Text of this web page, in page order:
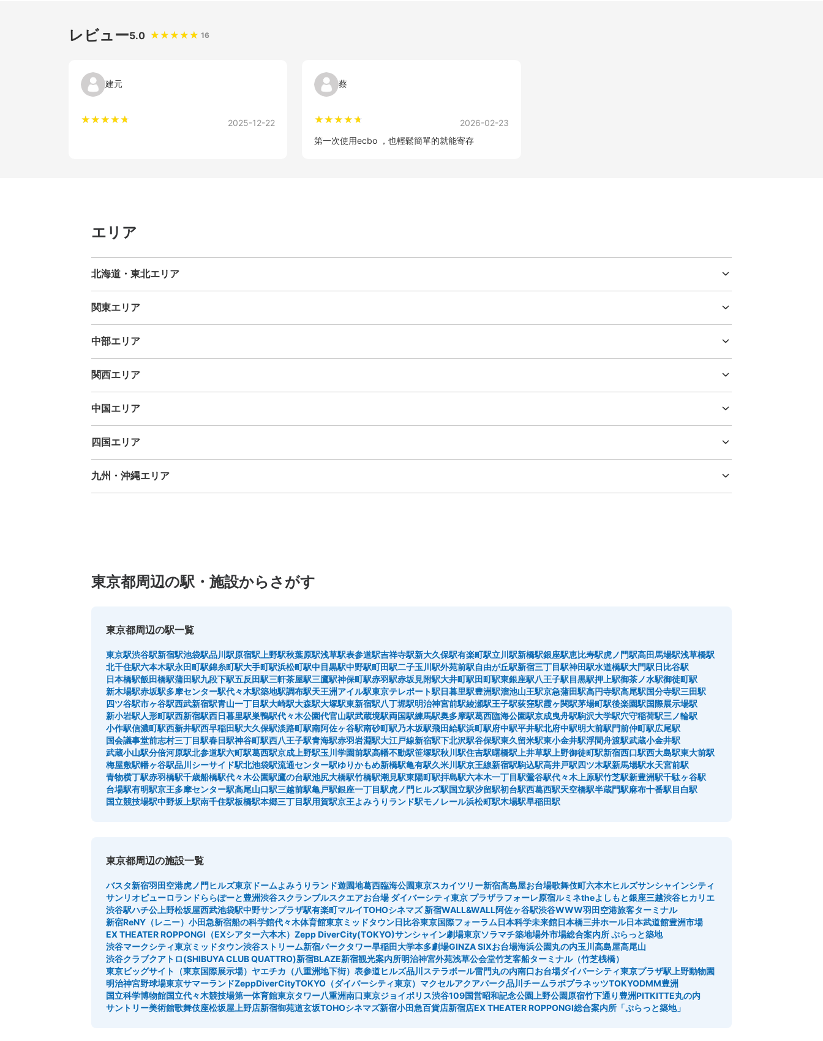
レビュー5.0 16
建元
2025-12-22
蔡
2026-02-23
第一次使用ecbo ，也輕鬆簡單的就能寄存
エリア
北海道・東北エリア
関東エリア
中部エリア
関西エリア
中国エリア
四国エリア
九州・沖縄エリア
東京都周辺の駅・施設からさがす
東京都周辺の駅一覧
東京駅渋谷駅新宿駅池袋駅品川駅原宿駅 上野駅秋葉原駅浅草駅表参道駅吉祥寺駅新大久保駅有楽町駅立川駅新橋駅銀座駅恵比寿駅虎ノ門駅高田馬場駅浅草橋駅
北千住駅六本木駅永田町駅錦糸町駅大手町駅浜松町駅中目黒駅中野駅町田駅二子玉川駅外苑前駅自由が丘駅新宿三丁目駅神田駅水道橋駅大門駅日比谷駅
日本橋駅飯田橋駅蒲田駅九段下駅五反田駅三軒茶屋駅三鷹駅神保町駅赤羽駅赤坂見附駅大井町駅田町駅東銀座駅八王子駅目黒駅押上駅御茶ノ水駅御徒町駅
新木場駅赤坂駅多摩センター駅代々木駅築地駅調布駅天王洲アイル駅東京テレポート駅日暮里駅豊洲駅溜池山王駅京急蒲田駅高円寺駅高尾駅国分寺駅三田駅
四ツ谷駅市ヶ谷駅西武新宿駅青山一丁目駅大崎駅大森駅大塚駅東新宿駅八丁堀駅明治神宮前駅綾瀬駅王子駅荻窪駅霞ヶ関駅茅場町駅後楽園駅国際展示場駅
新小岩駅 人形町駅西新宿駅西日暮里駅巣鴨駅代々木公園代官山駅武蔵境駅両国駅練馬駅奥多摩駅葛西臨海公園駅京成曳舟駅駒沢大学駅穴守稲荷駅三ノ輪駅
小作駅信濃町駅西新井駅西早稲田駅大久保駅淡路町駅南阿佐ヶ谷駅南砂町駅乃木坂駅飛田給駅浜町駅府中駅平井駅北府中駅明大前駅門前仲町駅広尾駅
国会議事堂前志村三丁目駅春日駅神谷町駅西八王子駅青海駅赤羽岩淵駅大江戸線新宿駅下北沢駅谷保駅東久留米駅東小金井駅浮間舟渡駅武蔵小金井駅
武蔵小山駅分倍河原駅北参道駅六町駅葛西駅京成上野駅玉川学園前駅高幡不動駅笹塚駅秋川駅住吉駅曙橋駅 上井草駅 上野御徒町駅新宿西口駅西大島駅東大前駅
梅屋敷駅幡ヶ谷駅品川シーサイド駅北池袋駅流通センター駅ゆりかもめ新橋駅亀有駅久米川駅京王線新宿駅駒込駅高井戸駅四ツ木駅新馬場駅水天宮前駅
青物横丁駅赤羽橋駅千歳船橋駅代々木公園駅鷹の台駅池尻大橋駅竹橋駅潮見駅東陽町駅拝島駅六本木一丁目駅鶯谷駅代々木上原駅竹芝駅新豊洲駅千駄ヶ谷駅
台場駅有明駅京王多摩センター駅高尾山口駅三越前駅亀戸駅銀座一丁目駅虎ノ門ヒルズ駅国立駅汐留駅初台駅西葛西駅天空橋駅半蔵門駅麻布十番駅目白駅
国立競技場駅中野坂上駅南千住駅板橋駅本郷三丁目駅用賀駅京王よみうりランド駅モノレール浜松町駅木場駅早稲田駅
東京都周辺の施設一覧
バスタ新宿羽田空港虎ノ門ヒルズ東京ドームよみうりランド遊園地葛西臨海公園東京スカイツリー新宿高島屋お台場歌舞伎町六本木ヒルズサンシャインシティ
サンリオピューロランドららぽーと豊洲渋谷スクランブルスクエアお台場 ダイバーシティ東京 プラザラフォーレ原宿ルミネtheよしもと銀座三越渋谷ヒカリエ
渋谷駅ハチ公 上野松坂屋西武池袋駅中野サンプラザ駅有楽町マルイTOHOシネマズ 新宿WALL&WALL阿佐ヶ谷駅渋谷WWW羽田空港旅客ターミナル
新宿ReNY（レニー） 小田急新宿船の科学館代々木体育館東京ミッドタウン日比谷東京国際フォーラム日本科学未来館日本橋三井ホール日本武道館豊洲市場
EX THEATER ROPPONGI（EXシアター六本木） Zepp DiverCity(TOKYO)サンシャイン劇場東京ソラマチ築地場外市場総合案内所 ぷらっと築地
渋谷マークシティ東京ミッドタウン渋谷ストリーム新宿パークタワー早稲田大学本多劇場GINZA SIXお台場海浜公園丸の内玉川高島屋高尾山
渋谷クラブクアトロ(SHIBUYA CLUB QUATTRO)新宿BLAZE新宿観光案内所明治神宮外苑浅草公会堂竹芝客船ターミナル（竹芝桟橋）
東京ビッグサイト（東京国際展示場） ヤエチカ（八重洲地下街） 表参道ヒルズ品川ステラボール雷門丸の内南口お台場ダイバーシティ東京プラザ駅 上野動物園
明治神宮野球場東京サマーランドZeppDiverCityTOKYO（ダイバーシティ東京） マクセルアクアパーク品川 チームラボプラネッツTOKYODMM豊洲
国立科学博物館国立代々木競技場第一体育館東京タワー八重洲南口東京ジョイポリス渋谷109国営昭和記念公園 上野公園原宿竹下通り 豊洲PITKITTE丸の内
サントリー美術館歌舞伎座松坂屋上野店新宿御苑道玄坂TOHOシネマズ新宿小田急百貨店新宿店EX THEATER ROPPONGI総合案内所「ぷらっと築地」